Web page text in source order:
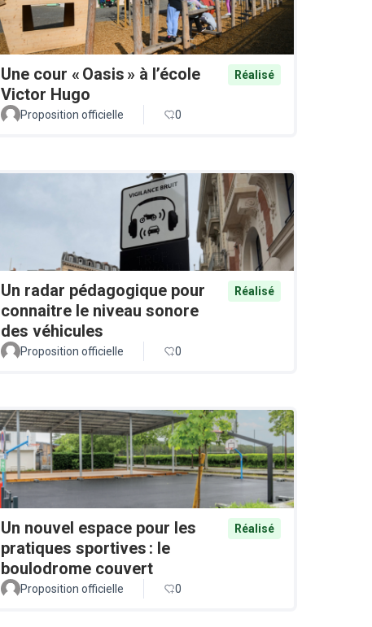
Une cour « Oasis » à l’école
Victor Hugo
Réalisé
Proposition officielle 0
Un radar pédagogique pour
connaitre le niveau sonore
des véhicules
Réalisé
Proposition officielle 0
Un nouvel espace pour les
pratiques sportives : le
boulodrome couvert
Réalisé
Proposition officielle 0